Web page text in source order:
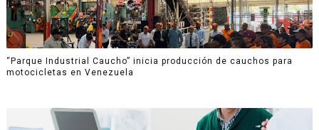
“Parque Industrial Caucho” inicia producción de cauchos para
motocicletas en Venezuela